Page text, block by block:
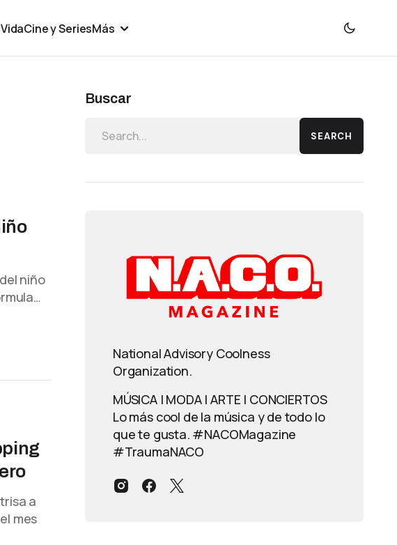
Cine y SeriesMás
niño
a
mes
Buscar
SEARCH
National Advisory Coolness
Organization.
MÚSICA | MODA | ARTE | CONCIERTOS
Lo más cool de la música y de todo lo
que te gusta. #NACOMagazine
#TraumaNACO